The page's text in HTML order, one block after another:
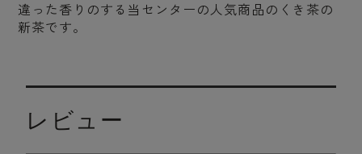
違った香りのする当センターの人気商品のくき茶の
新茶です。
レビュー